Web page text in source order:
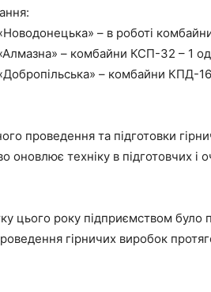
– в роботі
– комбайни КСП-32 – 1
– комбайни КПД-
проведення та підготовки
оновлює техніку в підготовчих і
цього року підприємством
гірничих виробок